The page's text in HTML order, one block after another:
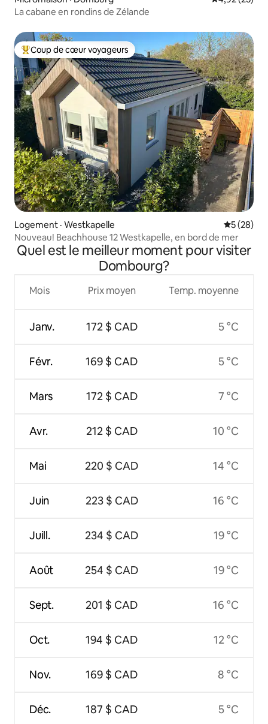
La cabane en rondins de Zélande
Coup de cœur voyageurs parmi les plus aimés
Coup de cœur voyageurs
Logement · Westkapelle Note
5 (28)
Nouveau! Beachhouse 12 Westkapelle, en bord de mer
Quel est le meilleur moment pour visiter
Dombourg?
Mois
Janv.
Févr.
Mars
Avr.
Mai
Juin
Juill.
Août
Sept.
Oct.
Nov.
Déc.
Prix moyen
172 $ CAD
169 $ CAD
172 $ CAD
212 $ CAD
220 $ CAD
223 $ CAD
234 $ CAD
254 $ CAD
201 $ CAD
194 $ CAD
169 $ CAD
187 $ CAD
Temp. moyenne
5 °C
5 °C
7 °C
10 °C
14 °C
16 °C
19 °C
19 °C
16 °C
12 °C
8 °C
5 °C